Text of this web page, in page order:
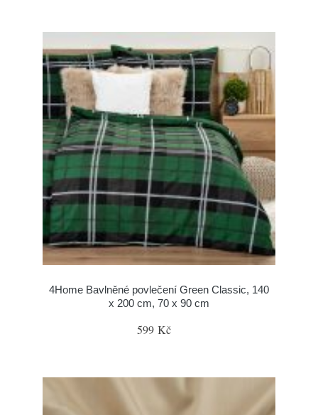
4Home Bavlněné povlečení Green Classic, 140
x 200 cm, 70 x 90 cm
599 Kč